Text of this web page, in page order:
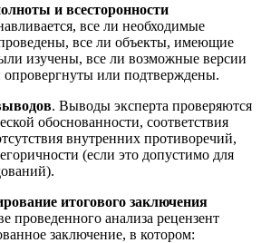
и всесторонности
все ли необходимые
все ли объекты, имеющие
изучены, все ли возможные версии
или подтверждены.
. Выводы эксперта проверяются
обоснованности, соответствия
внутренних противоречий,
(если это допустимо для
итогового заключения
проведенного анализа рецензент
заключение, в котором: